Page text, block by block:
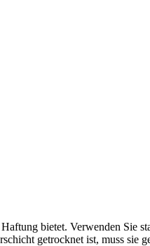
bietet. Verwenden Sie
getrocknet ist, muss sie